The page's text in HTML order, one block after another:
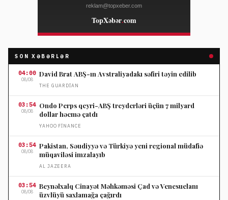
SON XƏBƏRLƏR
04:00
08/08
David Brat ABŞ-ın Avstraliyadakı səfiri təyin edilib
THE GUARDIAN
03:54
08/08
Ondo Perps qeyri-ABŞ treyderləri üçün 7 milyard
dollar həcmə çatdı
YAHOO FINANCE
03:54
08/08
Pakistan, Səudiyyə və Türkiyə yeni regional müdafiə
müqaviləsi imzalayıb
AL JAZEERA
03:54
08/08
Beynəlxalq Cinayət Məhkəməsi Çad və Venesuelanı
üzvlüyü saxlamağa çağırdı